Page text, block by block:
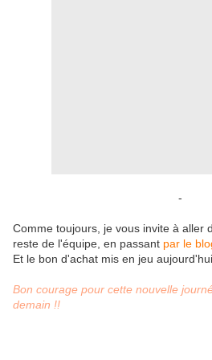
-
Comme toujours, je vous invite à aller
reste de l'équipe, en passant par le
Et le bon d'achat mis en jeu
Bon courage pour cette nouvelle
demain !!